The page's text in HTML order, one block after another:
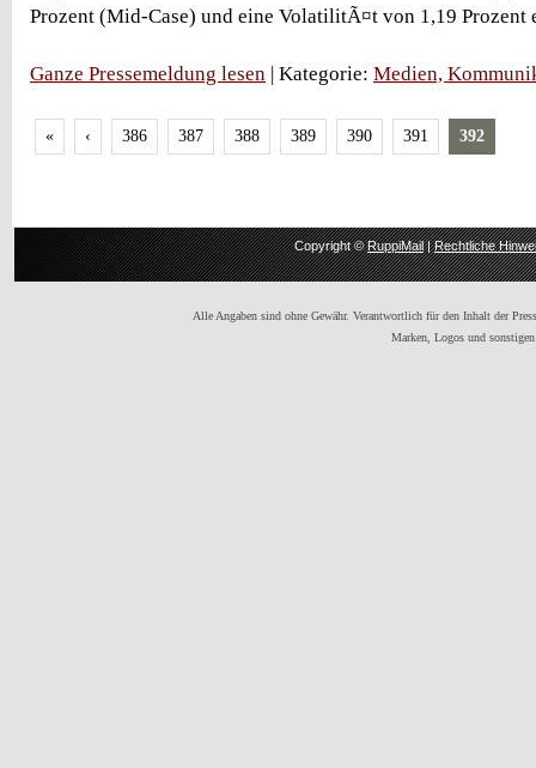
Prozent (Mid-Case) und eine VolatilitÃ¤t von 1,19 Prozent
Ganze Pressemeldung lesen | Kategorie: Medien,
« ‹ 386 387 388 389 390 391 392
Copyright ©RuppiMail|Rechtliche
Alle Angaben sind ohne Gewähr. Verantwortlich für den Inhalt der
Marken, Logos und